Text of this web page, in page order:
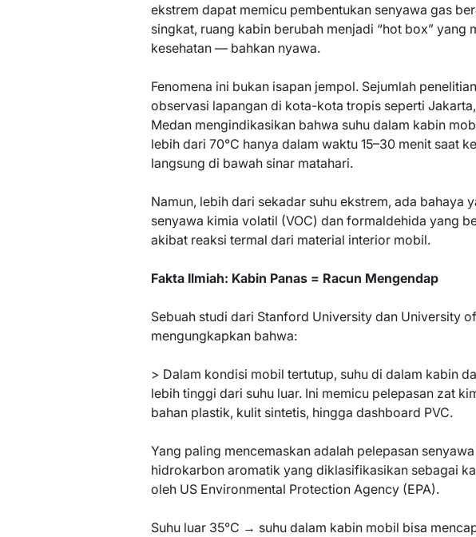
ekstrem dapat memicu pembentukan senyawa gas
singkat, ruang kabin berubah menjadi “hot box” yang
kesehatan — bahkan nyawa.
Fenomena ini bukan isapan jempol. Sejumlah
observasi lapangan di kota-kota tropis seperti
Medan mengindikasikan bahwa suhu dalam kabin
lebih dari 70°C hanya dalam waktu 15–30 menit saat
langsung di bawah sinar matahari.
Namun, lebih dari sekadar suhu ekstrem, ada bahaya
senyawa kimia volatil (VOC) dan formaldehida yang
akibat reaksi termal dari material interior mobil.
Fakta Ilmiah: Kabin Panas = Racun Mengendap
Sebuah studi dari Stanford University dan University
mengungkapkan bahwa:
> Dalam kondisi mobil tertutup, suhu di dalam kabin
lebih tinggi dari suhu luar. Ini memicu pelepasan zat
bahan plastik, kulit sintetis, hingga dashboard PVC.
Yang paling mencemaskan adalah pelepasan
hidrokarbon aromatik yang diklasifikasikan sebagai
oleh US Environmental Protection Agency (EPA).
Suhu luar 35°C → suhu dalam kabin mobil bisa